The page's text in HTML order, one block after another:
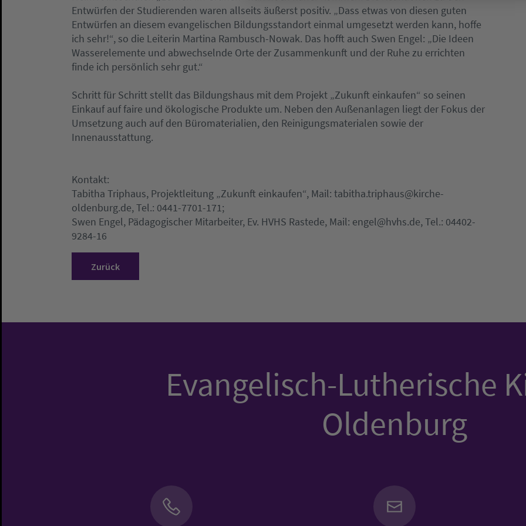
Entwürfen der Studierenden waren allseits äußerst positiv. „Dass etwas von diesen guten
Entwürfen an diesem evangelischen Bildungsstandort einmal umgesetzt werden kann, hoffe
ich sehr!“, so die Leiterin Martina Rambusch-Nowak. Das hofft auch Swen Engel: „Die Ideen
Wasserelemente und abwechselnde Orte der Zusammenkunft und der Ruhe zu errichten
finde ich persönlich sehr gut.“
Schritt für Schritt stellt das Bildungshaus mit dem Projekt „Zukunft einkaufen“ so seinen
Einkauf auf faire und ökologische Produkte um. Neben den Außenanlagen liegt der Fokus der
Umsetzung auch auf den Büromaterialien, den Reinigungsmaterialen sowie der
Innenausstattung.
Kontakt:
Tabitha Triphaus, Projektleitung „Zukunft einkaufen“, Mail: tabitha.triphaus@kirche-
oldenburg.de, Tel.: 0441-7701-171;
Swen Engel, Pädagogischer Mitarbeiter, Ev. HVHS Rastede, Mail: engel@hvhs.de, Tel.: 04402-
9284-16
Zurück
Evangelisch-Lutherische
Oldenburg